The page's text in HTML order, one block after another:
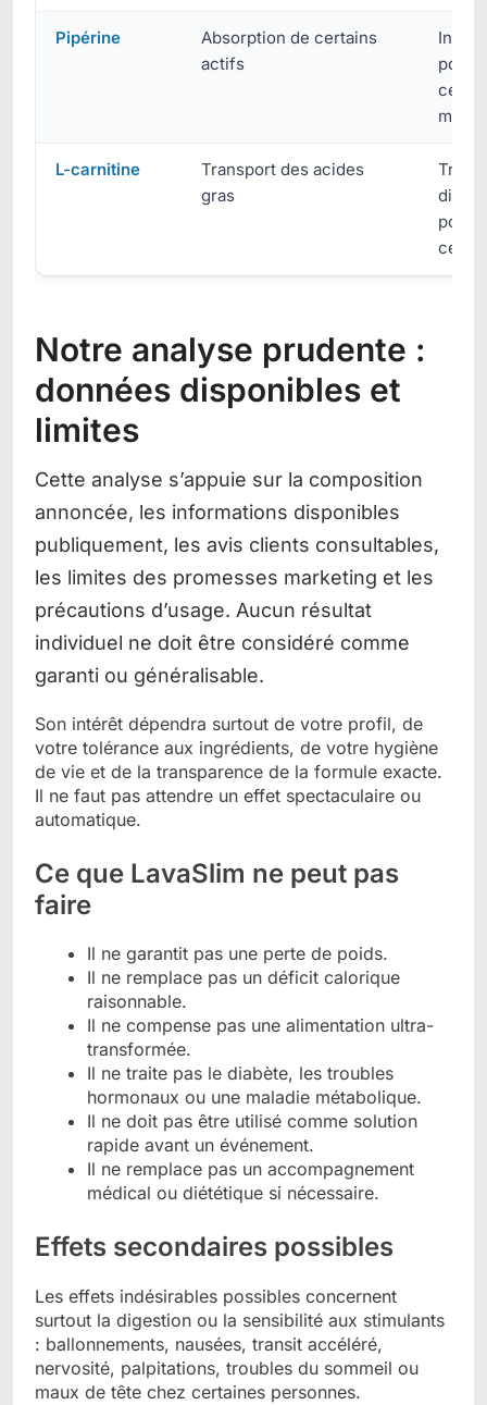
Pipérine
Absorption de certains
actifs
L-carnitine
Transport des acides
gras
Son intérêt dépendra surtout de votre profil, de
votre tolérance aux ingrédients, de votre hygiène
de vie et de la transparence de la formule exacte.
Il ne faut pas attendre un effet spectaculaire ou
automatique.
Ce que LavaSlim ne peut pas
faire
Il ne garantit pas une perte de poids.
Il ne remplace pas un déficit calorique
raisonnable.
Il ne compense pas une alimentation ultra-
transformée.
Il ne traite pas le diabète, les troubles
hormonaux ou une maladie métabolique.
Il ne doit pas être utilisé comme solution
rapide avant un événement.
Il ne remplace pas un accompagnement
médical ou diététique si nécessaire.
Effets secondaires possibles
Les effets indésirables possibles concernent
surtout la digestion ou la sensibilité aux stimulants
: ballonnements, nausées, transit accéléré,
nervosité, palpitations, troubles du sommeil ou
maux de tête chez certaines personnes.